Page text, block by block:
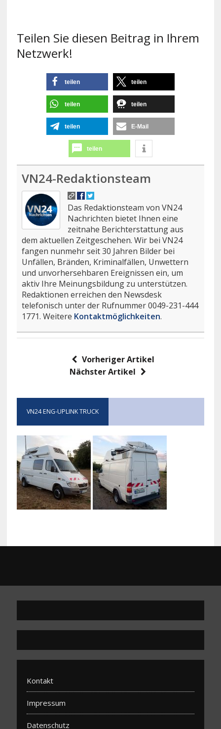
Teilen Sie diesen Beitrag in Ihrem
Netzwerk!
teilen teilen
teilen teilen
teilen E-Mail
teilen
VN24-Redaktionsteam
Das Redaktionsteam von VN24
Nachrichten bietet Ihnen eine
zeitnahe Berichterstattung aus
dem aktuellen Zeitgeschehen. Wir bei VN24
fangen nunmehr seit 30 Jahren Bilder bei
Unfällen, Bränden, Kriminalfällen, Unwettern
und unvorhersehbaren Ereignissen ein, um
aktiv Ihre Meinungsbildung zu unterstützen.
Redaktionen erreichen den Newsdesk
telefonisch unter der Rufnummer 0049-231-444
1771. Weitere Kontaktmöglichkeiten.
Vorheriger Artikel
Nächster Artikel
VN24 ENG-UPLINK TRUCK
Kontakt
Impressum
Datenschutz